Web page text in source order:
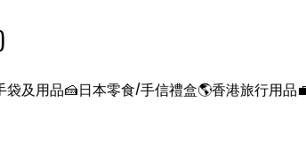
)
袋及用品🍰日本零食/手信禮盒🌎香港旅行用品